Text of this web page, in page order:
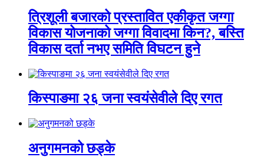
त्रिशूली बजारको प्रस्तावित एकीकृत जग्गा
विकास योजनाको जग्गा विवादमा किन?, बस्ति
विकास दर्ता नभए समिति विघटन हुने
किस्पाङमा २६ जना स्वयंसेवीले दिए रगत
अनुगमनको छड्के